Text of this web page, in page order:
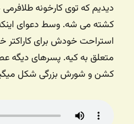
دیدیم که توی کارخونه
کشته می شه. وسط دعوای
استراحت خودش برای
متعلق به کیه. پسرهای دیگه
کشن و شورش بزرگی شکل